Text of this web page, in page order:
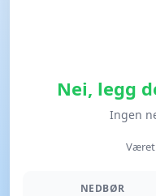
Nei, legg
Ingen
NEDBØR